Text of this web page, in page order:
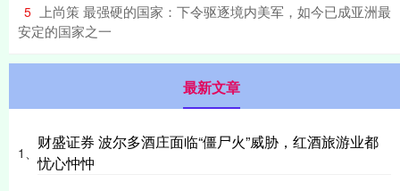
5
​上尚策 最强硬的国家：下令驱逐境内美军，如今已成亚洲最
安定的国家之一
最新文章
1、
财盛证券 波尔多酒庄面临“僵尸火”威胁，红酒旅游业都
忧心忡忡